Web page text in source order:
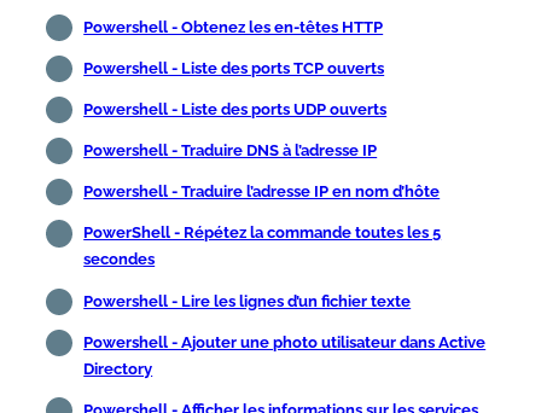
Powershell - Obtenez les en-têtes HTTP
Powershell - Liste des ports TCP ouverts
Powershell - Liste des ports UDP ouverts
Powershell - Traduire DNS à l’adresse IP
Powershell - Traduire l’adresse IP en nom d’hôte
PowerShell - Répétez la commande toutes les 5
secondes
Powershell - Lire les lignes d’un fichier texte
Powershell - Ajouter une photo utilisateur dans Active
Directory